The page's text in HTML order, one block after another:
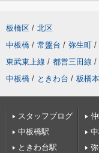
板橋区 / 北区
中板橋 / 常盤台 / 弥生町 /
東武東上線 / 都営三田線 /
中板橋 / ときわ台 / 板橋
スタッフブログ
中板橋駅
ときわ台駅